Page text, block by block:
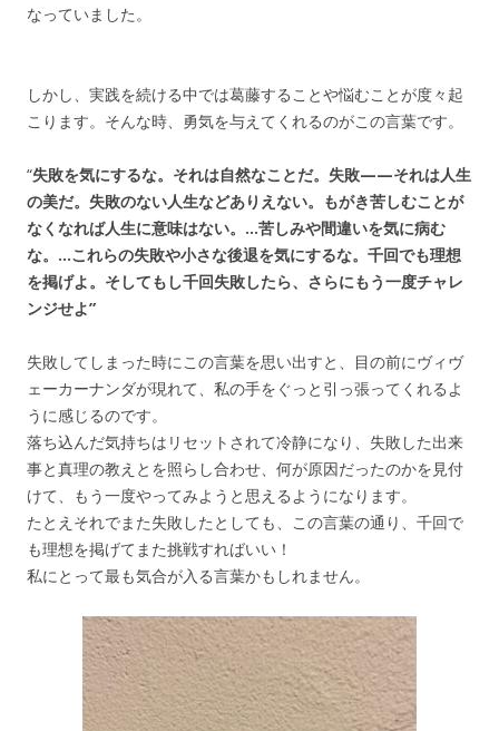
なっていました。
しかし、実践を続ける中では葛藤することや悩むことが度々起
こります。そんな時、勇気を与えてくれるのがこの言葉です。
“失敗を気にするな。それは自然なことだ。失敗——それは人生
の美だ。失敗のない人生などありえない。もがき苦しむことが
なくなれば人生に意味はない。…苦しみや間違いを気に病む
な。…これらの失敗や小さな後退を気にするな。千回でも理想
を掲げよ。そしてもし千回失敗したら、さらにもう一度チャレ
ンジせよ”
失敗してしまった時にこの言葉を思い出すと、目の前にヴィヴ
ェーカーナンダが現れて、私の手をぐっと引っ張ってくれるよ
うに感じるのです。
落ち込んだ気持ちはリセットされて冷静になり、失敗した出来
事と真理の教えとを照らし合わせ、何が原因だったのかを見付
けて、もう一度やってみようと思えるようになります。
たとえそれでまた失敗したとしても、この言葉の通り、千回で
も理想を掲げてまた挑戦すればいい！
私にとって最も気合が入る言葉かもしれません。